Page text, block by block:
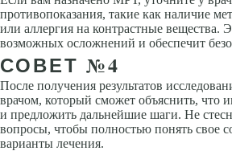
противопоказания, такие как наличие
или аллергия на контрастные вещества.
возможных осложнений и обеспечит
СОВЕТ №4
После получения результатов
врачом, который сможет объяснить, что
и предложить дальнейшие шаги. Не
вопросы, чтобы полностью понять свое
варианты лечения.